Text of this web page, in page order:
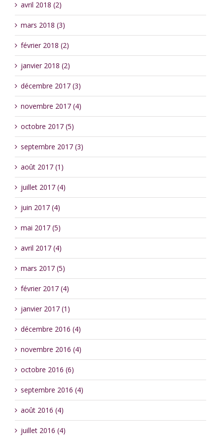
avril 2018 (2)
mars 2018 (3)
février 2018 (2)
janvier 2018 (2)
décembre 2017 (3)
novembre 2017 (4)
octobre 2017 (5)
septembre 2017 (3)
août 2017 (1)
juillet 2017 (4)
juin 2017 (4)
mai 2017 (5)
avril 2017 (4)
mars 2017 (5)
février 2017 (4)
janvier 2017 (1)
décembre 2016 (4)
novembre 2016 (4)
octobre 2016 (6)
septembre 2016 (4)
août 2016 (4)
juillet 2016 (4)